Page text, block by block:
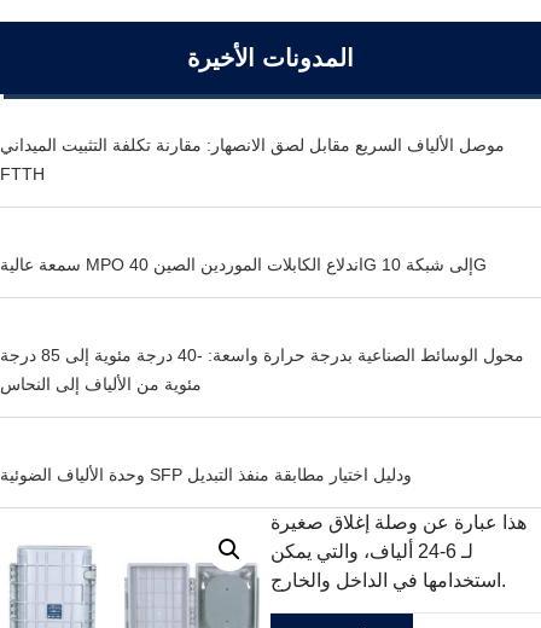
المدونات الأخيرة
موصل الألياف السريع مقابل لصق الانصهار: مقارنة تكلفة التثبيت الميداني
FTTH
سمعة عالية MPO اندلاع الكابلات الموردين الصين 40G إلى شبكة 10G
محول الوسائط الصناعية بدرجة حرارة واسعة: -40 درجة مئوية إلى 85 درجة
مئوية من الألياف إلى النحاس
وحدة الألياف الضوئية SFP ودليل اختيار مطابقة منفذ التبديل
هذا عبارة عن وصلة إغلاق صغيرة
لـ 6-24 ألياف، والتي يمكن
استخدامها في الداخل والخارج.